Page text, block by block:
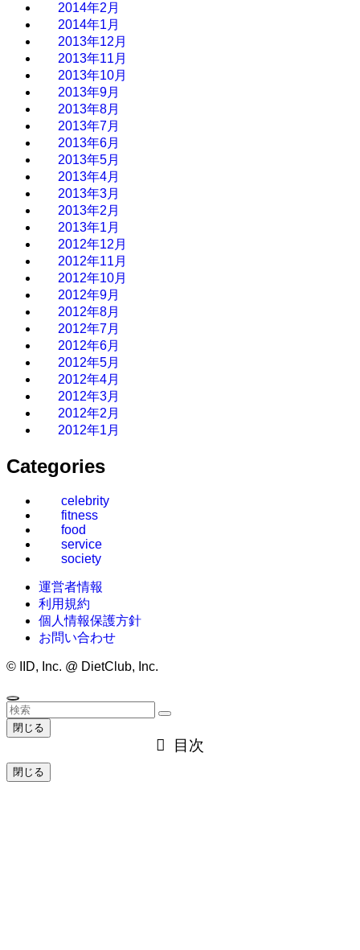
2014年2月
2014年1月
2013年12月
2013年11月
2013年10月
2013年9月
2013年8月
2013年7月
2013年6月
2013年5月
2013年4月
2013年3月
2013年2月
2013年1月
2012年12月
2012年11月
2012年10月
2012年9月
2012年8月
2012年7月
2012年6月
2012年5月
2012年4月
2012年3月
2012年2月
2012年1月
Categories
celebrity
fitness
food
service
society
運営者情報
利用規約
個人情報保護方針
お問い合わせ
© IID, Inc. @ DietClub, Inc.
閉じる
目次
閉じる